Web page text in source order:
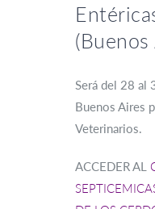
(Buenos
Será del 28 al
Buenos Aires
Veterinarios.
ACCEDER AL